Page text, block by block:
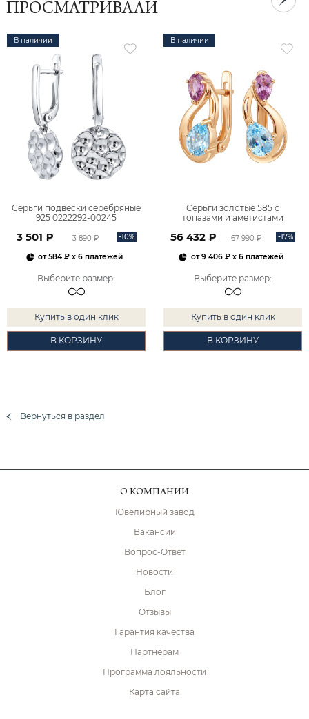
ПРОСМАТРИВАЛИ
В наличии
Серьги подвески серебряные
925 0222292-00245
3 501 ₽ 3 890 ₽ -10%
от584 ₽ x 6 платежей
Выберите размер:
Купить в один клик
В КОРЗИНУ
В наличии
Серьги золотые 585 с
топазами и аметистами
56 432 ₽ 67 990 ₽ -17%
от9 406 ₽x 6 платежей
Выберите размер:
Купить в один клик
В КОРЗИНУ
Вернуться в раздел
О КОМПАНИИ
Ювелирный завод
Вакансии
Вопрос-Ответ
Новости
Блог
Отзывы
Гарантия качества
Партнёрам
Программа лояльности
Карта сайта